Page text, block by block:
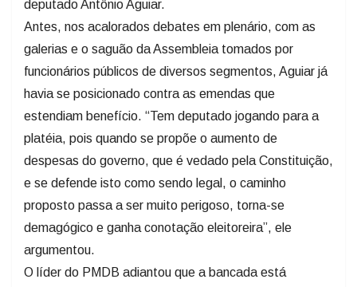
deputado Antônio Aguiar.
Antes, nos acalorados debates em plenário, com as
galerias e o saguão da Assembleia tomados por
funcionários públicos de diversos segmentos, Aguiar já
havia se posicionado contra as emendas que
estendiam benefício. “Tem deputado jogando para a
platéia, pois quando se propõe o aumento de
despesas do governo, que é vedado pela Constituição,
e se defende isto como sendo legal, o caminho
proposto passa a ser muito perigoso, torna-se
demagógico e ganha conotação eleitoreira”, ele
argumentou.
O líder do PMDB adiantou que a bancada está